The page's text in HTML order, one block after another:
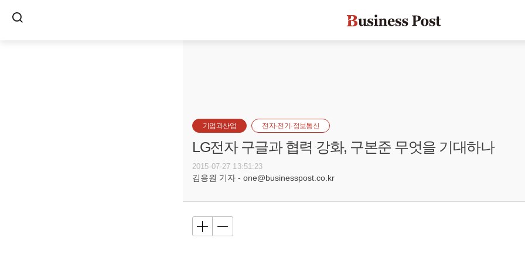
기업과산업 전자·전기·정보통신
LG전자 구글과 협력 강화, 구본준 무엇을 기대하나
2015-07-27 13:51:23
김용원 기자 - one@businesspost.co.kr